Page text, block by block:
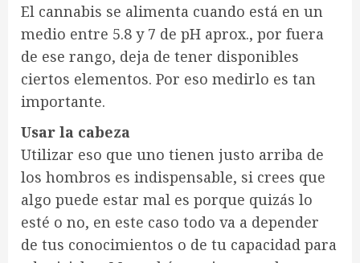
El cannabis se alimenta cuando está en un
medio entre 5.8 y 7 de pH aprox., por fuera
de ese rango, deja de tener disponibles
ciertos elementos. Por eso medirlo es tan
importante.
Usar la cabeza
Utilizar eso que uno tienen justo arriba de
los hombros es indispensable, si crees que
algo puede estar mal es porque quizás lo
esté o no, en este caso todo va a depender
de tus conocimientos o de tu capacidad para